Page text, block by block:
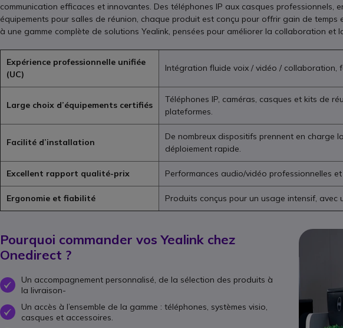
communication efficaces et innovantes. Des téléphones IP aux casques professionnels,
équipements pour salles de réunion, chaque produit est conçu pour offrir gain de
à une gamme complète de solutions Yealink, pensées pour améliorer la collaboration et
Expérience professionnelle unifiée
(UC)
Intégration fluide voix / vidéo / collaboration,
Large choix d’équipements certifiés
Téléphones IP, caméras, casques et kits de
plateformes.
Facilité d’installation
De nombreux dispositifs prennent en charge
déploiement rapide.
Excellent rapport qualité-prix Performances audio/vidéo professionnelles
Ergonomie et fiabilité Produits conçus pour un usage intensif,
Pourquoi commander vos Yealink chez
Onedirect ?
OKUn accompagnement personnalisé, de la sélection des produits à
la livraison-
OKUn accès à l’ensemble de la gamme : téléphones, systèmes visio,
casques et accessoires.